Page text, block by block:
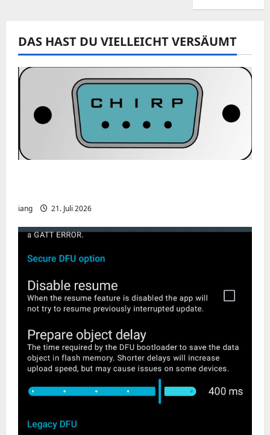
DAS HAST DU VIELLEICHT VERSÄUMT
iang 21. Juli 2026